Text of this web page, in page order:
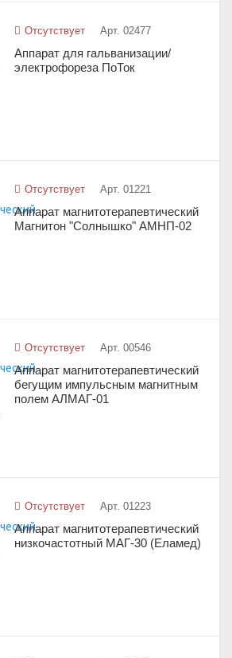
Отсутствует Арт. 02477
Аппарат для гальванизации/
электрофореза ПоТок
Отсутствует Арт. 01221
Аппарат магнитотерапевтический
Магнитон "Солнышко" АМНП-02
Отсутствует Арт. 00546
Аппарат магнитотерапевтический
бегущим импульсным магнитным
полем АЛМАГ-01
Отсутствует Арт. 01223
Аппарат магнитотерапевтический
низкочастотный МАГ-30 (Еламед)